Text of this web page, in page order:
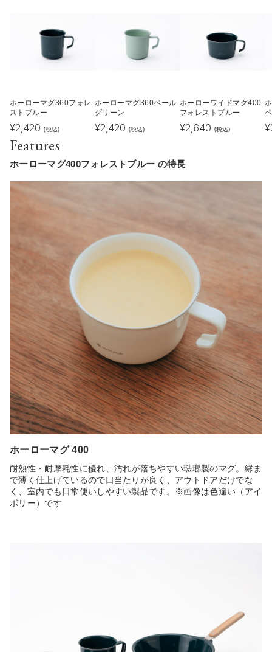
ホーローマグ360フォレ
ストブルー
¥2,420 (税込)
ホーローマグ360ペール
グリーン
¥2,420 (税込)
ホーローワイドマグ400
フォレストブルー
¥2,640 (税込) ¥
Features
ホーローマグ400フォレストブルー の特長
ホーローマグ 400
耐熱性・耐摩耗性に優れ、汚れが落ちやすい琺瑯製のマグ。縁ま
で薄く仕上げているので口当たりが良く、アウトドアだけでな
く、室内でも日常使いしやすい製品です。※画像は色違い（アイ
ボリー）です